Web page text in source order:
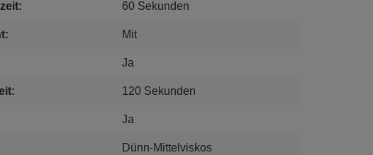
60 Sekunden
Mit
Ja
120 Sekunden
Ja
Dünn-Mittelviskos